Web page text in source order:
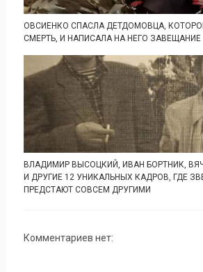
ОВСИЕНКО СПАСЛА ДЕТДОМОВЦА,
СМЕРТЬ, И НАПИСАЛА НА НЕГО ЗАВЕЩАНИЕ
ВЛАДИМИР ВЫСОЦКИЙ, ИВАН БОРТНИК,
И ДРУГИЕ 12 УНИКАЛЬНЫХ КАДРОВ, ГДЕ
ПРЕДСТАЮТ СОВСЕМ ДРУГИМИ
Комментариев нет: